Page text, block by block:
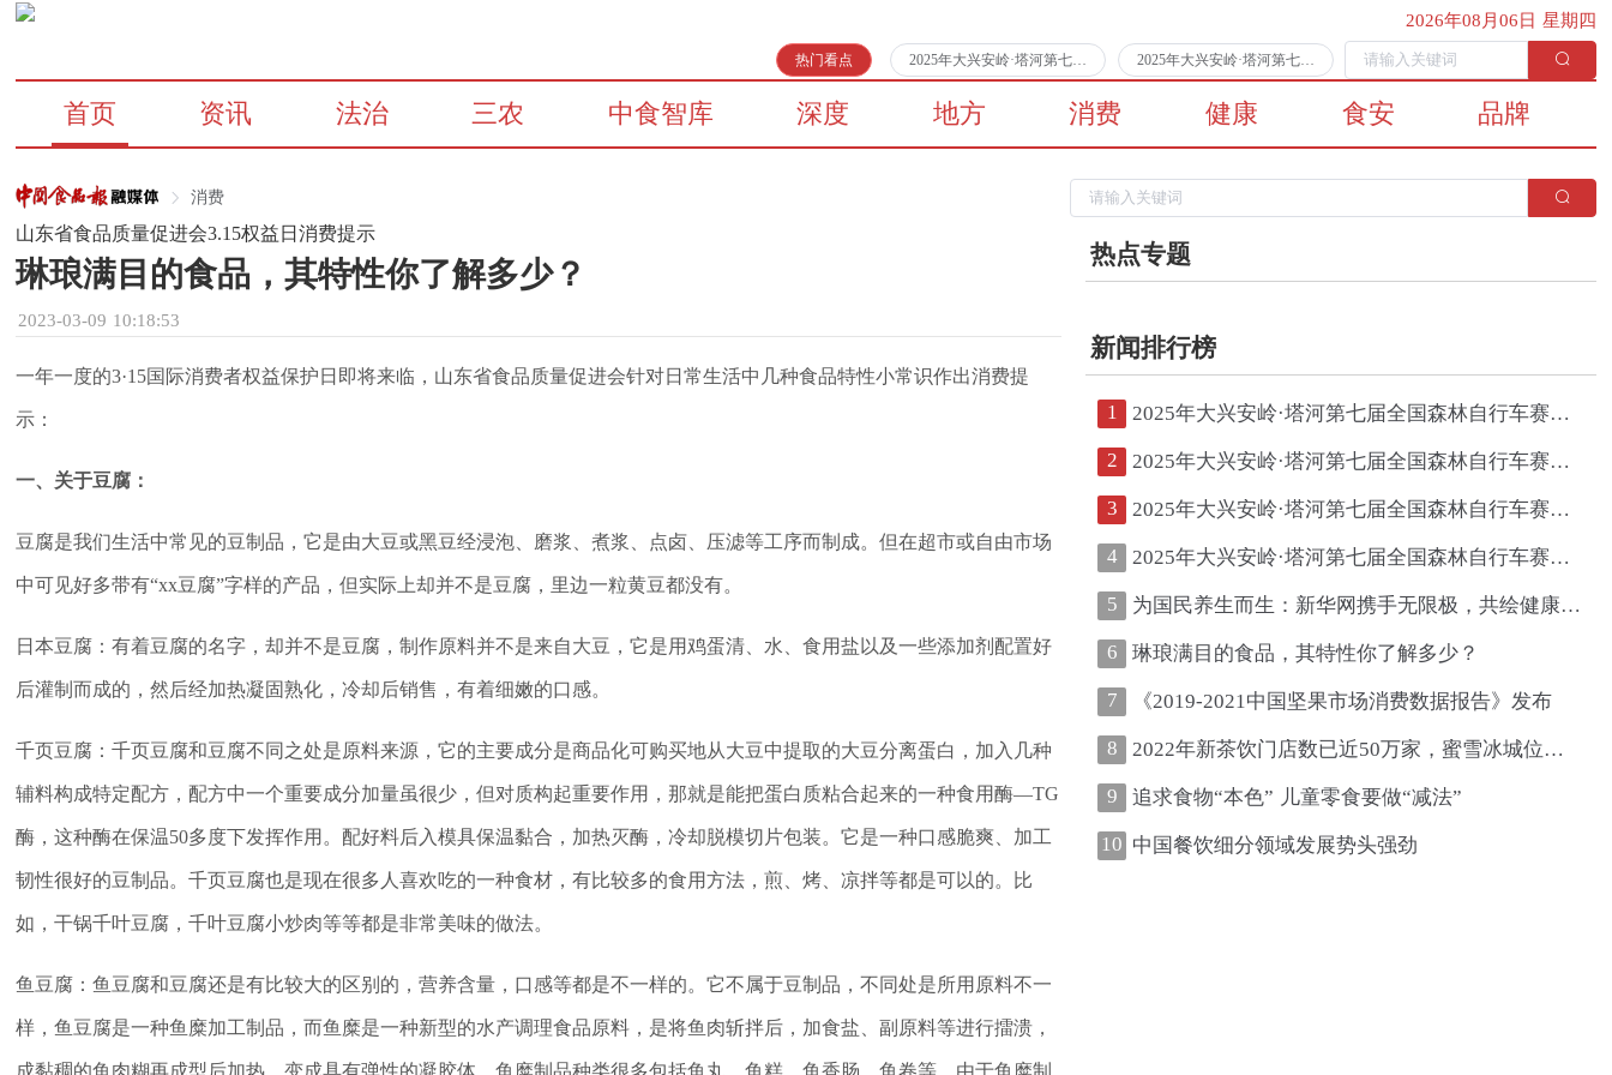
2026年08月06日 星期四
热门看点 2025年大兴安岭·塔河第七届全国森林自行车赛第二日比赛顺利完赛2025年大兴安岭·塔河第七届全国森林自行车赛将于7月11日拉开战幕
首页 资讯 法治 三农 中食智库 深度 地方 消费 健康 食安 品牌
消费
山东省食品质量促进会3.15权益日消费提示
琳琅满目的食品，其特性你了解多少？
2023-03-09 10:18:53
一年一度的3·15国际消费者权益保护日即将来临，山东省食品质量促进会针对日常生活中几种食品特性小常识作出消费提
示：
一、关于豆腐：
豆腐是我们生活中常见的豆制品，它是由大豆或黑豆经浸泡、磨浆、煮浆、点卤、压滤等工序而制成。但在超市或自由市场
中可见好多带有“xx豆腐”字样的产品，但实际上却并不是豆腐，里边一粒黄豆都没有。
日本豆腐：有着豆腐的名字，却并不是豆腐，制作原料并不是来自大豆，它是用鸡蛋清、水、食用盐以及一些添加剂配置好
后灌制而成的，然后经加热凝固熟化，冷却后销售，有着细嫩的口感。
千页豆腐：千页豆腐和豆腐不同之处是原料来源，它的主要成分是商品化可购买地从大豆中提取的大豆分离蛋白，加入几种
辅料构成特定配方，配方中一个重要成分加量虽很少，但对质构起重要作用，那就是能把蛋白质粘合起来的一种食用酶—TG
酶，这种酶在保温50多度下发挥作用。配好料后入模具保温黏合，加热灭酶，冷却脱模切片包装。它是一种口感脆爽、加工
韧性很好的豆制品。千页豆腐也是现在很多人喜欢吃的一种食材，有比较多的食用方法，煎、烤、凉拌等都是可以的。比
如，干锅千叶豆腐，千叶豆腐小炒肉等等都是非常美味的做法。
鱼豆腐：鱼豆腐和豆腐还是有比较大的区别的，营养含量，口感等都是不一样的。它不属于豆制品，不同处是所用原料不一
样，鱼豆腐是一种鱼糜加工制品，而鱼糜是一种新型的水产调理食品原料，是将鱼肉斩拌后，加食盐、副原料等进行擂溃，
成黏稠的鱼肉糊再成型后加热，变成具有弹性的凝胶体。鱼糜制品种类很多包括鱼丸、鱼糕、鱼香肠、鱼卷等。由于鱼糜制
热点专题
新闻排行榜
1 2025年大兴安岭·塔河第七届全国森林自行车赛第二日比赛顺利完赛
2 2025年大兴安岭·塔河第七届全国森林自行车赛将于7月11日拉开战幕
3 2025年大兴安岭·塔河第七届全国森林自行车赛鸣枪开赛
4 2025年大兴安岭·塔河第七届全国森林自行车赛圆满收官
5 为国民养生而生：新华网携手无限极，共绘健康中国新图景
6 琳琅满目的食品，其特性你了解多少？
7 《2019-2021中国坚果市场消费数据报告》发布
8 2022年新茶饮门店数已近50万家，蜜雪冰城位居第一、古茗第二
9 追求食物“本色” 儿童零食要做“减法”
10 中国餐饮细分领域发展势头强劲